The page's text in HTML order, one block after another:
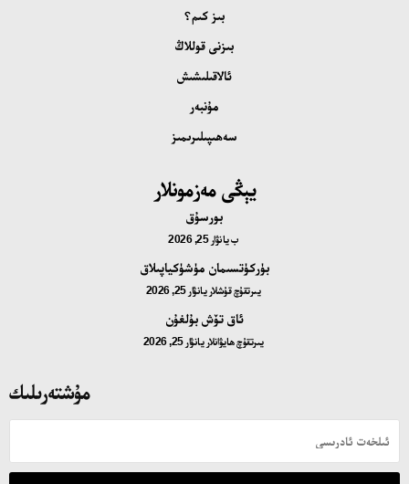
بىز كىم؟
بىزنى قوللاڭ
ئالاقىلىشىش
مۇنبەر
سەھىپىلىرىمىز
يېڭى مەزمونلار
بورسۇق
بيانۋار 25, 2026
بۈركۈتسىمان مۈشۈكياپىلاق
يىرتقۇچ قۇشلار يانۋار 25, 2026
ئاق تۆش بۇلغۇن
يىرتقۇچ ھايۋانلار يانۋار 25, 2026
مۇشتەرىلىك